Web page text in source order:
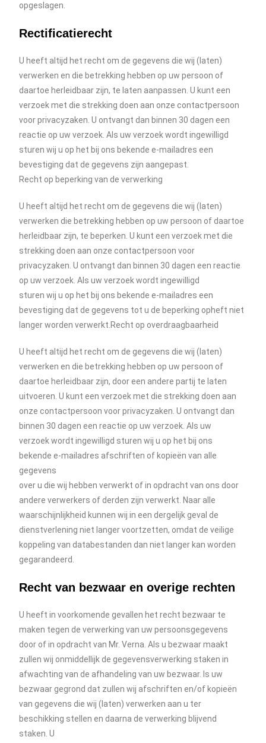
opgeslagen.
Rectificatierecht
U heeft altijd het recht om de gegevens die wij (laten)
verwerken en die betrekking hebben op uw persoon of
daartoe herleidbaar zijn, te laten aanpassen. U kunt een
verzoek met die strekking doen aan onze contactpersoon
voor privacyzaken. U ontvangt dan binnen 30 dagen een
reactie op uw verzoek. Als uw verzoek wordt ingewilligd
sturen wij u op het bij ons bekende e-mailadres een
bevestiging dat de gegevens zijn aangepast.
Recht op beperking van de verwerking
U heeft altijd het recht om de gegevens die wij (laten)
verwerken die betrekking hebben op uw persoon of daartoe
herleidbaar zijn, te beperken. U kunt een verzoek met die
strekking doen aan onze contactpersoon voor
privacyzaken. U ontvangt dan binnen 30 dagen een reactie
op uw verzoek. Als uw verzoek wordt ingewilligd
sturen wij u op het bij ons bekende e-mailadres een
bevestiging dat de gegevens tot u de beperking opheft niet
langer worden verwerkt.Recht op overdraagbaarheid
U heeft altijd het recht om de gegevens die wij (laten)
verwerken en die betrekking hebben op uw persoon of
daartoe herleidbaar zijn, door een andere partij te laten
uitvoeren. U kunt een verzoek met die strekking doen aan
onze contactpersoon voor privacyzaken. U ontvangt dan
binnen 30 dagen een reactie op uw verzoek. Als uw
verzoek wordt ingewilligd sturen wij u op het bij ons
bekende e-mailadres afschriften of kopieën van alle
gegevens
over u die wij hebben verwerkt of in opdracht van ons door
andere verwerkers of derden zijn verwerkt. Naar alle
waarschijnlijkheid kunnen wij in een dergelijk geval de
dienstverlening niet langer voortzetten, omdat de veilige
koppeling van databestanden dan niet langer kan worden
gegarandeerd.
Recht van bezwaar en overige rechten
U heeft in voorkomende gevallen het recht bezwaar te
maken tegen de verwerking van uw persoonsgegevens
door of in opdracht van Mr. Verna. Als u bezwaar maakt
zullen wij onmiddellijk de gegevensverwerking staken in
afwachting van de afhandeling van uw bezwaar. Is uw
bezwaar gegrond dat zullen wij afschriften en/of kopieën
van gegevens die wij (laten) verwerken aan u ter
beschikking stellen en daarna de verwerking blijvend
staken. U